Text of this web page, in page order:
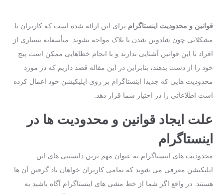
قوانین و محدودیت‌ اینستاگرام برای این ارائه شده‌ است که کاربران با
مشکلاتی چون شادوبن شدن یا بلاک مواجه نشوند. متأسفانه بسیاری از
افراد با این قوانین آشنایی ندارند و با انجام خطاهایی ممکن است پیج
خود را از دست بدهند، بنابراین در این مقاله قصد داریم که در مورد
محدودیت‌ هایی که جدیدا اینستاگرام بر روی اپلیکیشن خود اعمال کرده‌
است اطلاعاتی را در اختیار شما قرار دهد.
علت ایجاد قوانین و محدودیت‌ ها در
اینستاگرام
محدودیت ‌های اینستاگرام به‌ عنوان مهم ‌ترین دانستنی‌ های این
اپلیکیشن معرفی می ‌شوند که تمامی کاربران خواهان یاد گرفتن آن ‌ها
هستند. در واقع اگر شما از خط ‌مشی‌ های اینستاگرام آگاه باشید به‌